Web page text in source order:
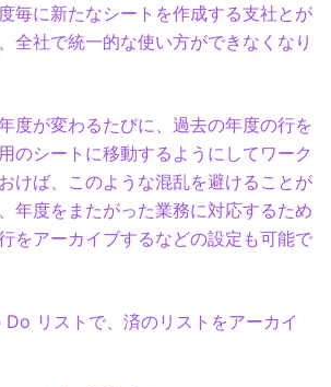
毎に新たなシートを作成する支社とが
全社で統一的な使い方ができなくなり
度が変わるたびに、過去の年度の行を
のシートに移動するようにしてワーク
けば、このような混乱を避けることが
年度をまたがった業務に対応するため
をアーカイブするなどの設定も可能で
リストで、済のリストをアーカイ